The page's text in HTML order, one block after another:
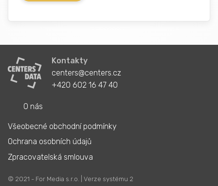
Kontakty
centers@centers.cz
+420 602 16 47 40
O nás
Všeobecné obchodní podmínky
Ochrana osobních údajů
Zpracovatelská smlouva
© 2021 - For Media s.r.o. | Verze systému 2